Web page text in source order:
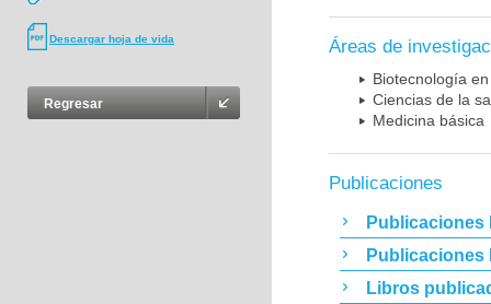
Descargar hoja de vida
Regresar
Áreas de
Biotecnología
Ciencias de la
Medicina básica
Publicaciones
Publicaciones
Publicaciones
Libros